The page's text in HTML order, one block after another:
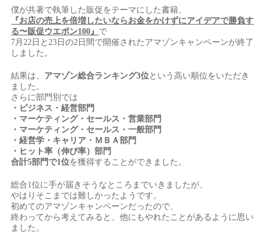
僕が共著で執筆した販促をテーマにした書籍、
『お店の売上を倍増したいならお金をかけずにアイデアで勝負す
る〜販促ウエポン100』 で
7月22日と23日の2日間で開催されたアマゾンキャンペーンが終了
しました。
結果は、 アマゾン総合ランキング3位という高い順位をいただき
ました。
さらに部門別では
・ビジネス・経営部門
・マーケティング・セールス・営業部門
・マーケティング・セールス・一般部門
・経営学・キャリア・ＭＢＡ部門
・ヒット率（伸び率）部門
合計5部門で1位を獲得することができました。
総合1位に手が届きそうなところまでいきましたが、
やはりそこまでは難しかったようです。
初めてのアマゾンキャンペーンだったので、
終わってから考えてみると、他にもやれたことがあるように思い
ました。